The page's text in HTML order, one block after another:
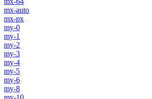
mx-auto
mx-px
my-0
my-1
my-2
my-3
my-4
my-5
my-6
my-8
my-10